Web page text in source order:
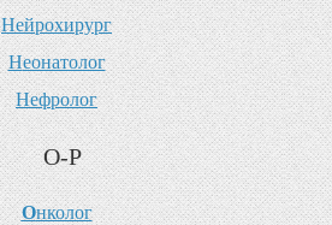
Нейрохирург
Неонатолог
Нефролог
О-Р
Онколог